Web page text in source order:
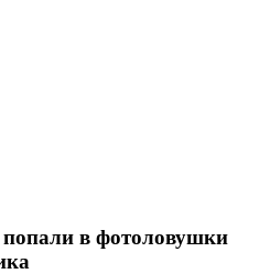
в фотоловушки